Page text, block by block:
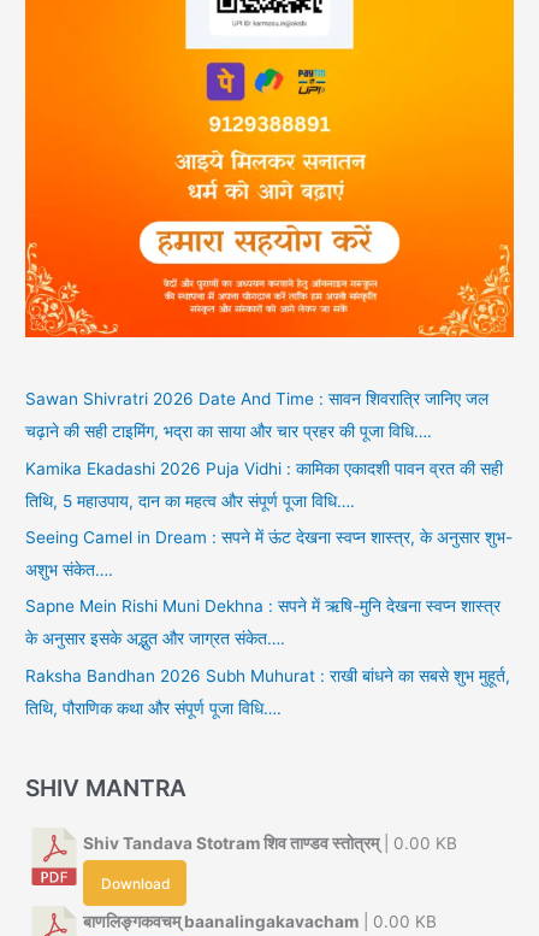
Sawan Shivratri 2026 Date And Time : सावन शिवरात्रि जानिए जल
चढ़ाने की सही टाइमिंग, भद्रा का साया और चार प्रहर की पूजा विधि….
Kamika Ekadashi 2026 Puja Vidhi : कामिका एकादशी पावन व्रत की सही
तिथि, 5 महाउपाय, दान का महत्व और संपूर्ण पूजा विधि….
Seeing Camel in Dream : सपने में ऊंट देखना स्वप्न शास्त्र, के अनुसार शुभ-
अशुभ संकेत….
Sapne Mein Rishi Muni Dekhna : सपने में ऋषि-मुनि देखना स्वप्न शास्त्र
के अनुसार इसके अद्भुत और जाग्रत संकेत….
Raksha Bandhan 2026 Subh Muhurat : राखी बांधने का सबसे शुभ मुहूर्त,
तिथि, पौराणिक कथा और संपूर्ण पूजा विधि….
SHIV MANTRA
Shiv Tandava Stotram शिव ताण्डव स्तोत्रम्| 0.00 KB
Download
बाणलिङ्गकवचम् baanalingakavacham | 0.00 KB